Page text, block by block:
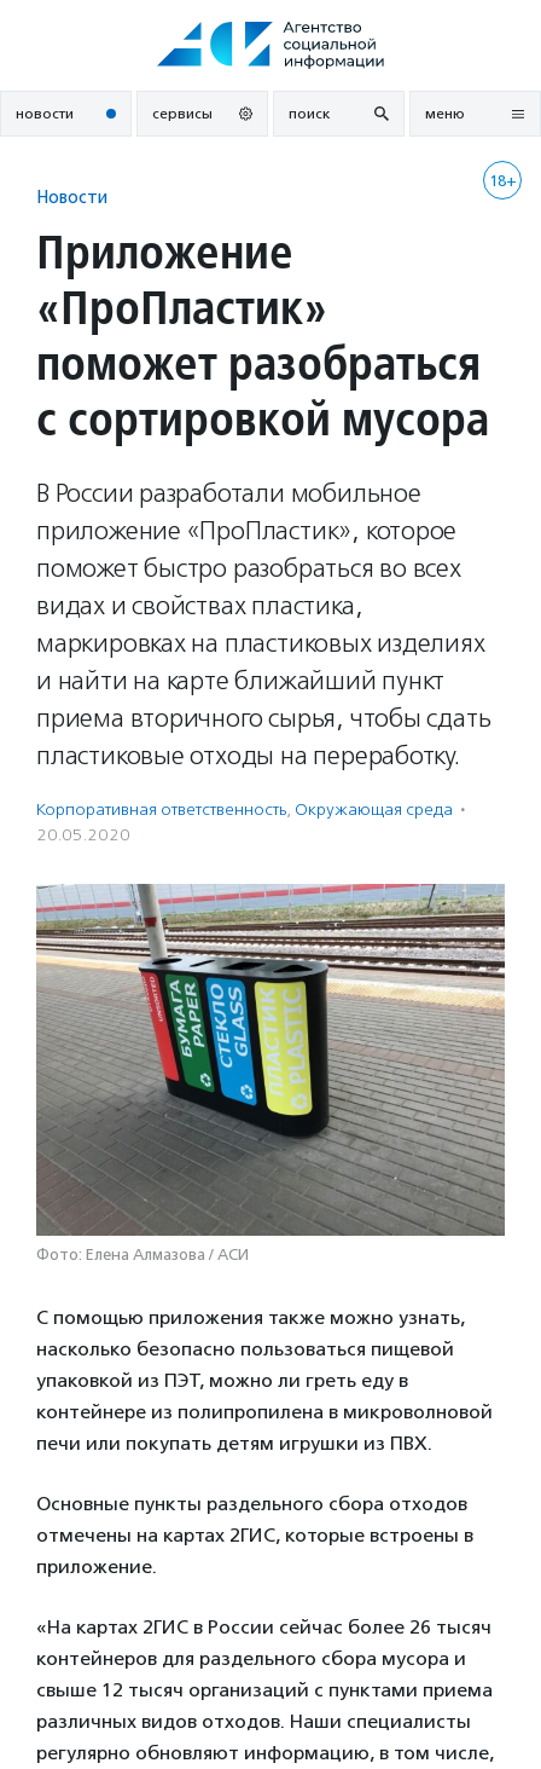
новости сервисы поиск меню
18+
Новости
Приложение
«ПроПластик»
поможет разобраться
с сортировкой мусора
В России разработали мобильное
приложение «ПроПластик», которое
поможет быстро разобраться во всех
видах и свойствах пластика,
маркировках на пластиковых изделиях
и найти на карте ближайший пункт
приема вторичного сырья, чтобы сдать
пластиковые отходы на переработку.
Корпоративная ответственность, Окружающая среда ·
20.05.2020
Фото: Елена Алмазова / АСИ
С помощью приложения также можно узнать,
насколько безопасно пользоваться пищевой
упаковкой из ПЭТ, можно ли греть еду в
контейнере из полипропилена в микроволновой
печи или покупать детям игрушки из ПВХ.
Основные пункты раздельного сбора отходов
отмечены на картах 2ГИС, которые встроены в
приложение.
«На картах 2ГИС в России сейчас более 26 тысяч
контейнеров для раздельного сбора мусора и
свыше 12 тысяч организаций с пунктами приема
различных видов отходов. Наши специалисты
регулярно обновляют информацию, в том числе,